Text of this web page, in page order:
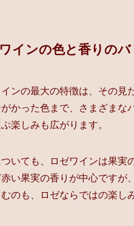
インの色と香りの
インの最大の特徴は、その見
がかった色まで、さまざまな
楽しみも広がります。
いても、ロゼワインは果実
い果実の香りが中心ですが
のも、ロゼならではの楽し